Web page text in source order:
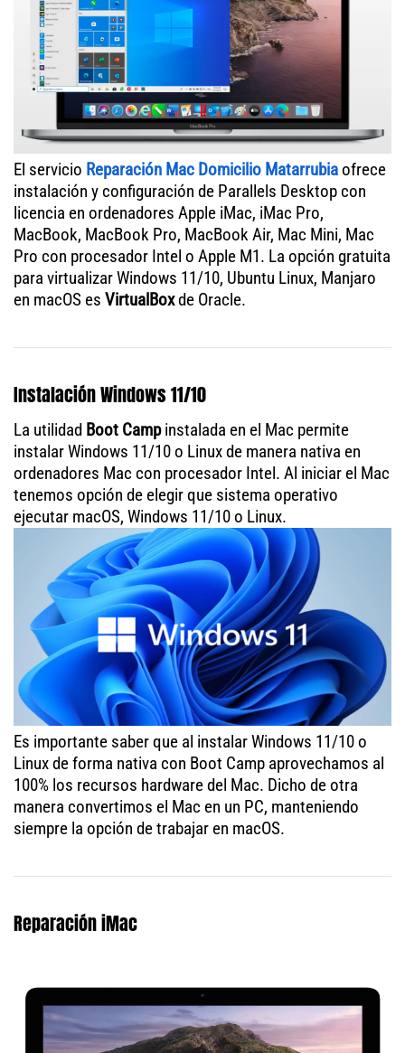
El servicio Reparación Mac Domicilio Matarrubiaofrece
instalación y configuración de Parallels Desktop con
licencia en ordenadores Apple iMac, iMac Pro,
MacBook, MacBook Pro, MacBook Air, Mac Mini, Mac
Pro con procesador Intel o Apple M1. La opción gratuita
para virtualizar Windows 11/10, Ubuntu Linux, Manjaro
en macOS es VirtualBoxde Oracle.
Instalación Windows 11/10
La utilidad Boot Campinstalada en el Mac permite
instalar Windows 11/10 o Linux de manera nativa en
ordenadores Mac con procesador Intel. Al iniciar el Mac
tenemos opción de elegir que sistema operativo
ejecutar macOS, Windows 11/10 o Linux.
Es importante saber que al instalar Windows 11/10 o
Linux de forma nativa con Boot Camp aprovechamos al
100% los recursos hardware del Mac. Dicho de otra
manera convertimos el Mac en un PC, manteniendo
siempre la opción de trabajar en macOS.
Reparación iMac